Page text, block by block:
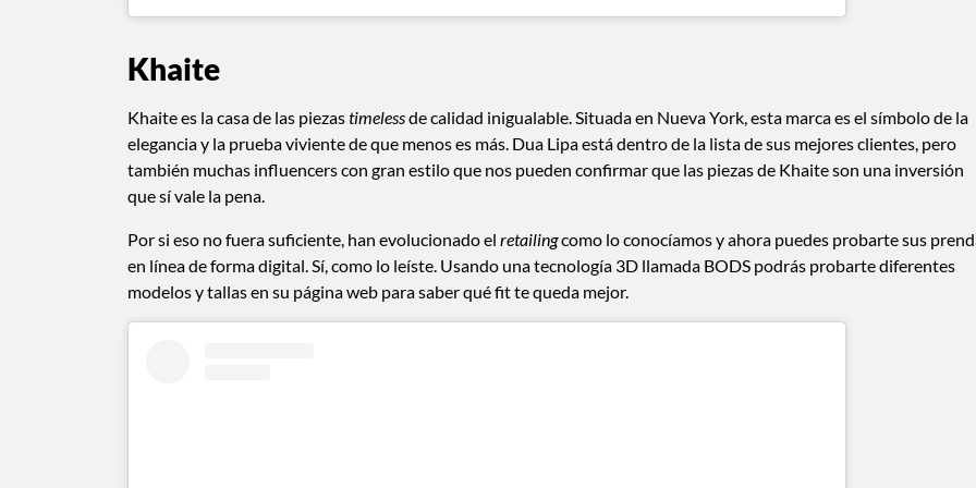
Khaite
Khaite es la casa de las piezastimelessde calidad inigualable. Situada en Nueva York, esta marca es el símbolo de la
elegancia y la prueba viviente de que menos es más. Dua Lipa está dentro de la lista de sus mejores clientes, pero
también muchas influencers con gran estilo que nos pueden confirmar que las piezas de Khaite son una inversión
que sí vale la pena.
Por si eso no fuera suficiente, han evolucionado el retailingcomo lo conocíamos y ahora puedes probarte sus
en línea de forma digital. Sí, como lo leíste. Usando una tecnología 3D llamada BODS podrás probarte diferentes
modelos y tallas en su página web para saber qué fit te queda mejor.